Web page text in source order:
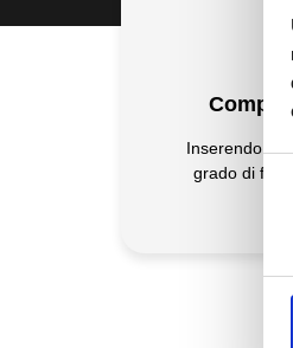
Inserendo
grado di